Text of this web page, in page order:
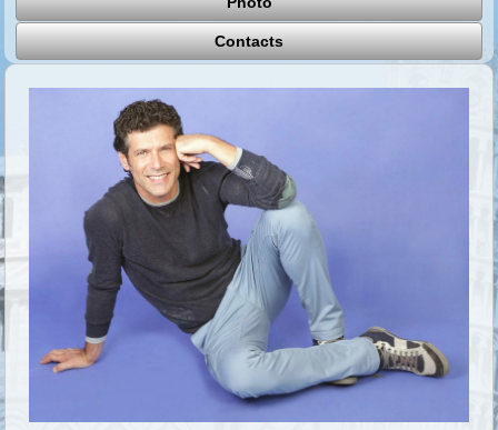
Contacts